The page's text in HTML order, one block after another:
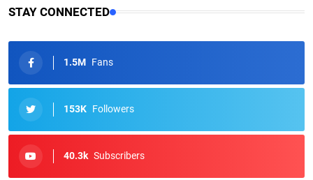
STAY CONNECTED
1.5M Fans
153K Followers
40.3k Subscribers